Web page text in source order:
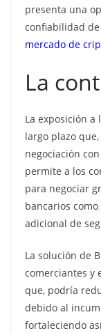
presenta una
confiabilidad
mercado de
La
La exposición a
largo plazo
negociación
permite a los
para negociar
bancarios
adicional de
La solución de
comerciantes y
que, podría
debido al
fortaleciendo